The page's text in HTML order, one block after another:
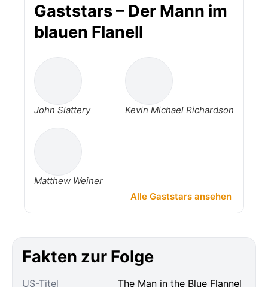
Gaststars – Der Mann im
blauen Flanell
John Slattery Kevin Michael Richardson
Matthew Weiner
Alle Gaststars ansehen
Fakten zur Folge
US-Titel
The Man in the Blue Flannel